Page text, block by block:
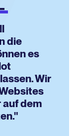
die
es
Wir
auf dem